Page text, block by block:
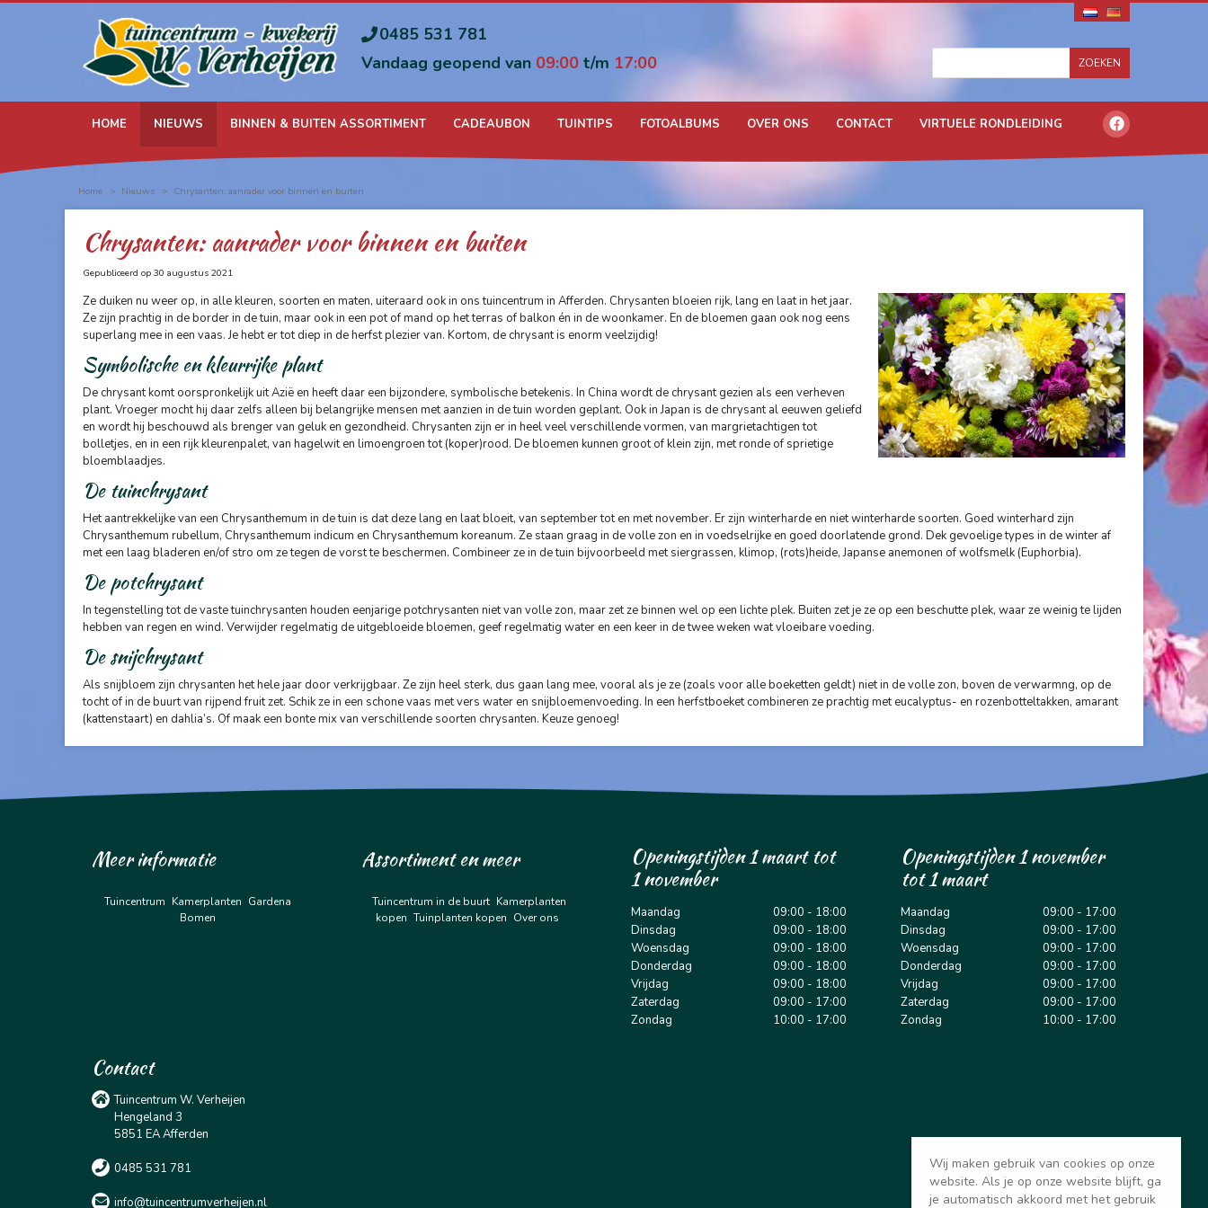
Ga
Home > Nieuws > Chrysanten: aanrader voor binnen en buiten
0485 531 781
Vandaag geopend van 09:00 t/m 17:00
HOME NIEUWS BINNEN & BUITEN ASSORTIMENT CADEAUBON TUINTIPS FOTOALBUMS OVER ONS CONTACT VIRTUELE RONDLEIDING
Chrysanten: aanrader voor binnen en buiten
Gepubliceerd op 30 augustus 2021
Ze duiken nu weer op, in alle kleuren, soorten en maten, uiteraard ook in ons tuincentrum in Afferden. Chrysanten bloeien rijk, lang en laat in het jaar.
Ze zijn prachtig in de border in de tuin, maar ook in een pot of mand op het terras of balkon én in de woonkamer. En de bloemen gaan ook nog eens
superlang mee in een vaas. Je hebt er tot diep in de herfst plezier van. Kortom, de chrysant is enorm veelzijdig!
Symbolische en kleurrijke plant
De chrysant komt oorspronkelijk uit Azië en heeft daar een bijzondere, symbolische betekenis. In China wordt de chrysant gezien als een verheven
plant. Vroeger mocht hij daar zelfs alleen bij belangrijke mensen met aanzien in de tuin worden geplant. Ook in Japan is de chrysant al eeuwen geliefd
en wordt hij beschouwd als brenger van geluk en gezondheid. Chrysanten zijn er in heel veel verschillende vormen, van margrietachtigen tot
bolletjes, en in een rijk kleurenpalet, van hagelwit en limoengroen tot (koper)rood. De bloemen kunnen groot of klein zijn, met ronde of sprietige
bloemblaadjes.
De tuinchrysant
Het aantrekkelijke van een Chrysanthemum in de tuin is dat deze lang en laat bloeit, van september tot en met november. Er zijn winterharde en niet winterharde soorten. Goed winterhard zijn
Chrysanthemum rubellum, Chrysanthemum indicum en Chrysanthemum koreanum. Ze staan graag in de volle zon en in voedselrijke en goed doorlatende grond. Dek gevoelige types in de winter af
met een laag bladeren en/of stro om ze tegen de vorst te beschermen. Combineer ze in de tuin bijvoorbeeld met siergrassen, klimop, (rots)heide, Japanse anemonen of wolfsmelk (Euphorbia).
De potchrysant
In tegenstelling tot de vaste tuinchrysanten houden eenjarige potchrysanten niet van volle zon, maar zet ze binnen wel op een lichte plek. Buiten zet je ze op een beschutte plek, waar ze weinig te lijden
hebben van regen en wind. Verwijder regelmatig de uitgebloeide bloemen, geef regelmatig water en een keer in de twee weken wat vloeibare voeding.
De snijchrysant
Als snijbloem zijn chrysanten het hele jaar door verkrijgbaar. Ze zijn heel sterk, dus gaan lang mee, vooral als je ze (zoals voor alle boeketten geldt) niet in de volle zon, boven de verwarmng, op de
tocht of in de buurt van rijpend fruit zet. Schik ze in een schone vaas met vers water en snijbloemenvoeding. In een herfstboeket combineren ze prachtig met eucalyptus- en rozenbotteltakken, amarant
(kattenstaart) en dahlia’s. Of maak een bonte mix van verschillende soorten chrysanten. Keuze genoeg!
Meer informatie
Tuincentrum Kamerplanten Gardena
Bomen
Assortiment en meer
Tuincentrum in de buurt Kamerplanten
kopen Tuinplanten kopen Over ons
Openingstijden 1 maart tot
1 november
Maandag
09:00 - 18:00
Dinsdag
09:00 - 18:00
Woensdag
09:00 - 18:00
Donderdag
09:00 - 18:00
Vrijdag
09:00 - 18:00
Zaterdag
09:00 - 17:00
Zondag
10:00 - 17:00
Openingstijden 1 november
tot 1 maart
Maandag
09:00 - 17:00
Dinsdag
09:00 - 17:00
Woensdag
09:00 - 17:00
Donderdag
09:00 - 17:00
Vrijdag
09:00 - 17:00
Zaterdag
09:00 - 17:00
Zondag
10:00 - 17:00
Contact
Tuincentrum W. Verheijen
Hengeland 3
5851 EA Afferden
0485 531 781
info@tuincentrumverheijen.nl
Wij maken gebruik van cookies op onze
website. Als je op onze website blijft, ga
je automatisch akkoord met het gebruik